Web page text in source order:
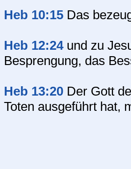
Heb 10:15 Das
Heb 12:24und zu
Besprengung, das
Heb 13:20 Der Gott
Toten ausgeführt hat,